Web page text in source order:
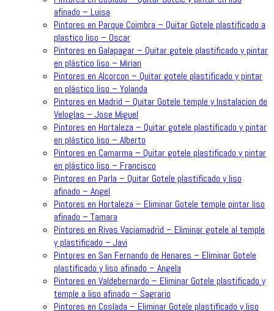
afinado – Luisa
Pintores en Parque Coimbra – Quitar Gotele plastificado a
plastico liso – Oscar
Pintores en Galapagar – Quitar gotele plastificado y pintar
en plástico liso – Mirian
Pintores en Alcorcon – Quitar gotele plastificado y pintar
en plástico liso – Yolanda
Pintores en Madrid – Quitar Gotele temple y Instalacion de
Veloglas – Jose Miguel
Pintores en Hortaleza – Quitar gotele plastificado y pintar
en plástico liso – Alberto
Pintores en Camarma – Quitar gotele plastificado y pintar
en plástico liso – Francisco
Pintores en Parla – Quitar Gotele plastificado y liso
afinado – Angel
Pintores en Hortaleza – Eliminar Gotele temple pintar liso
afinado – Tamara
Pintores en Rivas Vaciamadrid – Eliminar gotele al temple
y plastificado – Javi
Pintores en San Fernando de Henares – Eliminar Gotele
plastificado y liso afinado – Angela
Pintores en Valdebernardo – Eliminar Gotele plastificado y
temple a liso afinado – Sagrario
Pintores en Coslada – Eliminar Gotele plastificado y liso